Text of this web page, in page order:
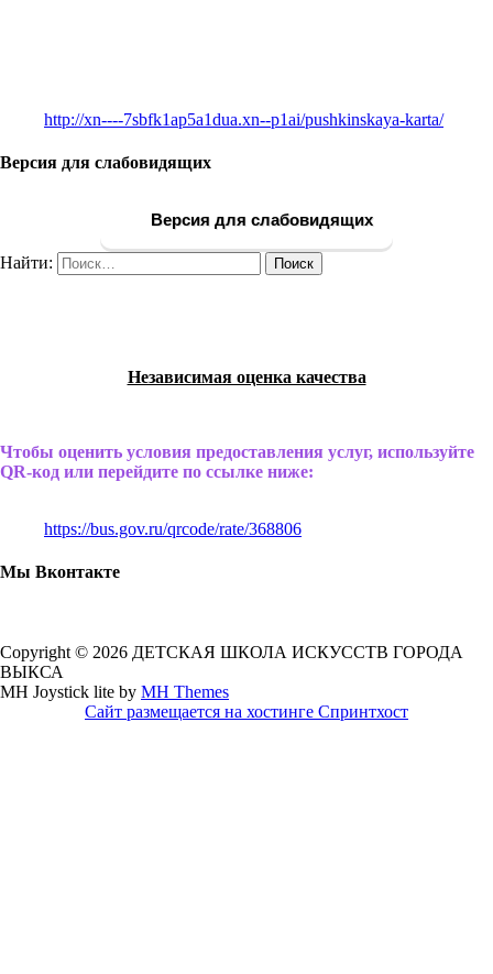
http://xn----7sbfk1ap5a1dua.xn--p1ai/pushkinskaya-karta/
Версия для слабовидящих
Версия для слабовидящих
Найти:
Независимая оценка качества
Чтобы оценить условия предоставления услуг, используйте
QR-код или перейдите по ссылке ниже:
https://bus.gov.ru/qrcode/rate/368806
Мы Вконтакте
Copyright © 2026 ДЕТСКАЯ ШКОЛА ИСКУССТВ ГОРОДА
ВЫКСА
MH Joystick lite by MH Themes
Сайт размещается на хостинге Спринтхост